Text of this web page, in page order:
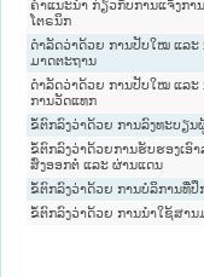
ຄໍາແນະນໍາ ກ່ຽວກັບການແຈ້ງກາ
ໂຕຣນິກ
ດຳລັດວ່າດ້ວຍ ການປັບໃໝ ແລ
ມາດຕະຖານ
ດຳລັດວ່າດ້ວຍ ການປັບໃໝ ແລ
ການວັດແທກ
ຂໍ້ຕົກລົງວ່າດ້ວຍ ການລົງທະບຽ
ຂໍ້ຕົກລົງວ່າດ້ວຍການຮັບຮອງເອົ
ສົ່ງອອກຕໍ່ ແລະ ຜ່ານແດນ
ຂໍ້ຕົກລົງວ່າດ້ວຍ ການບໍລິການທີ່
ຂໍ້ຕົກລົງວ່າດ້ວຍ ການນຳໃຊ້ສານ